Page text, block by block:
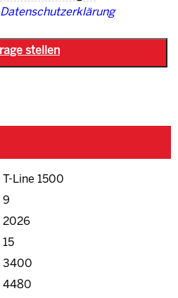
Datenschutzerklärung
T-Line 1500
9
2026
15
3400
4480